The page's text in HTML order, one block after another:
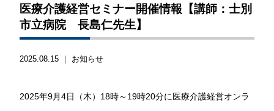
医療介護経営セミナー開催情報【講師：士別
市立病院 長島仁先生】
2025.08.15 ｜ お知らせ
2025年9月4日（木）18時～19時20分に医療介護経営オンラ